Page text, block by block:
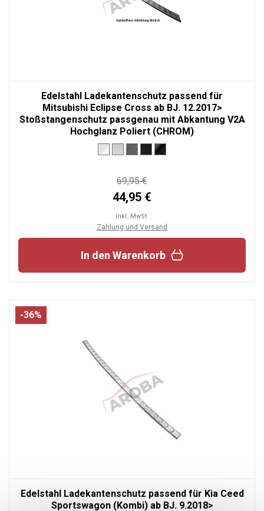
Edelstahl Ladekantenschutz passend für
Mitsubishi Eclipse Cross ab BJ. 12.2017>
Stoßstangenschutz passgenau mit Abkantung V2A
Hochglanz Poliert (CHROM)
69,95 €
44,95 €
inkl. MwSt.
Zahlung und Versand
In den Warenkorb
-36%
Edelstahl Ladekantenschutz passend für Kia Ceed
Sportswagon (Kombi) ab BJ. 9.2018>